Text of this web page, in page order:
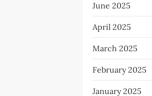
June 2025
April 2025
March 2025
February 2025
January 2025